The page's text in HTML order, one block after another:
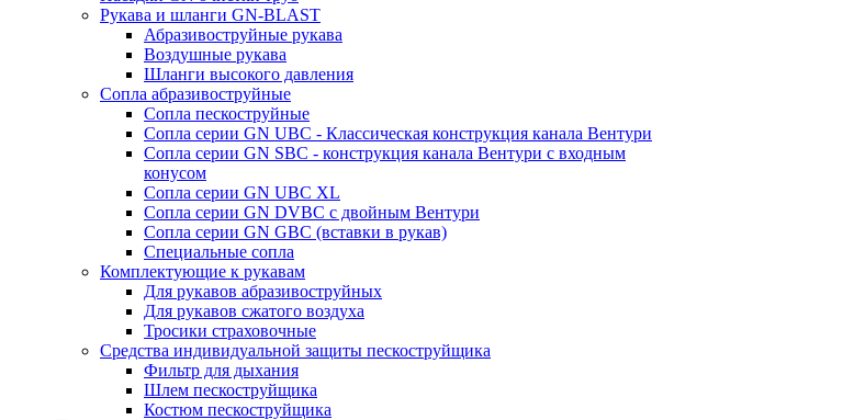
Рукава и шланги GN-BLAST
Абразивоструйные рукава
Воздушные рукава
Шланги высокого давления
Сопла абразивоструйные
Сопла пескоструйные
Сопла серии GN UBC - Классическая конструкция канала Вентури
Сопла серии GN SBC - конструкция канала Вентури c входным
конусом
Сопла серии GN UBC XL
Сопла серии GN DVBC с двойным Вентури
Сопла серии GN GBC (вставки в рукав)
Специальные сопла
Комплектующие к рукавам
Для рукавов абразивоструйных
Для рукавов сжатого воздуха
Тросики страховочные
Средства индивидуальной защиты пескоструйщика
Фильтр для дыхания
Шлем пескоструйщика
Костюм пескоструйщика